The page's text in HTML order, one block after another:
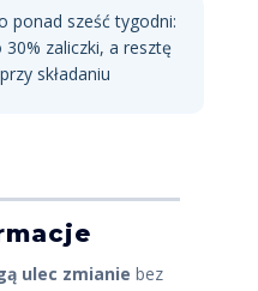
ponad sześć tygodni:
zaliczki, a resztę
składaniu
ulec zmianie bez